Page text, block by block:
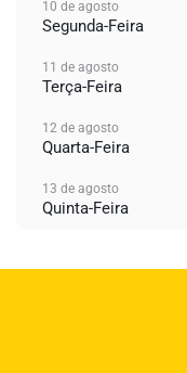
10 de agosto
Segunda-Feira
11 de agosto
Terça-Feira
12 de agosto
Quarta-Feira
13 de agosto
Quinta-Feira